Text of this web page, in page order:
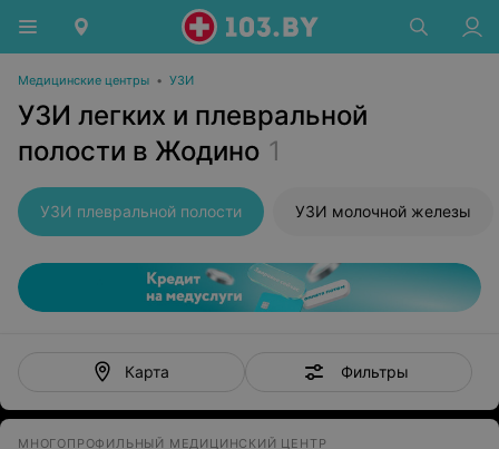
Медицинские центры • УЗИ
УЗИ легких и плевральной
полости в Жодино 1
УЗИ плевральной полости УЗИ молочной железы
Карта Фильтры
МНОГОПРОФИЛЬНЫЙ МЕДИЦИНСКИЙ ЦЕНТР